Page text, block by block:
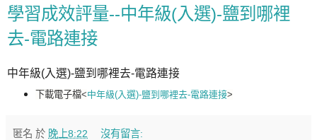
學習成效評量--中年級(入選)-鹽到哪裡
去-電路連接
中年級(入選)-鹽到哪裡去-電路連接
下載電子檔<中年級(入選)-鹽到哪裡去-電路連接>
匿名 於 晚上8:22 沒有留言: